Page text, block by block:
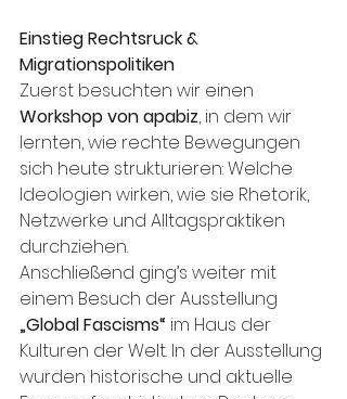
Einstieg Rechtsruck &
Migrationspolitiken
Zuerst besuchten wir einen
Workshop von apabiz, in dem wir
lernten, wie rechte Bewegungen
sich heute strukturieren: Welche
Ideologien wirken, wie sie Rhetorik,
Netzwerke und Alltagspraktiken
durchziehen.
Anschließend ging’s weiter mit
einem Besuch der Ausstellung
„Global Fascisms“ im Haus der
Kulturen der Welt. In der Ausstellung
wurden historische und aktuelle